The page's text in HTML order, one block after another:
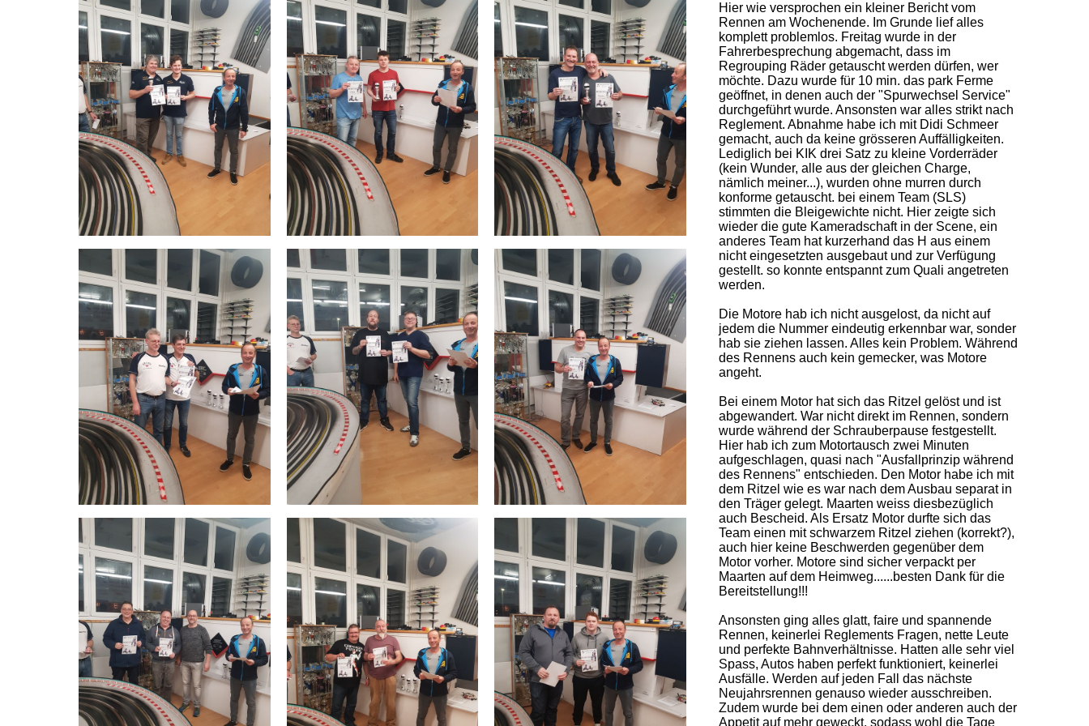
Hier wie versprochen ein kleiner Bericht vom
Rennen am Wochenende. Im Grunde lief alles
komplett problemlos. Freitag wurde in der
Fahrerbesprechung abgemacht, dass im
Regrouping Räder getauscht werden dürfen, wer
möchte. Dazu wurde für 10 min. das park Ferme
geöffnet, in denen auch der "Spurwechsel Service"
durchgeführt wurde. Ansonsten war alles strikt nach
Reglement. Abnahme habe ich mit Didi Schmeer
gemacht, auch da keine grösseren Auffälligkeiten.
Lediglich bei KIK drei Satz zu kleine Vorderräder
(kein Wunder, alle aus der gleichen Charge,
nämlich meiner...), wurden ohne murren durch
konforme getauscht. bei einem Team (SLS)
stimmten die Bleigewichte nicht. Hier zeigte sich
wieder die gute Kameradschaft in der Scene, ein
anderes Team hat kurzerhand das H aus einem
nicht eingesetzten ausgebaut und zur Verfügung
gestellt. so konnte entspannt zum Quali angetreten
werden.
Die Motore hab ich nicht ausgelost, da nicht auf
jedem die Nummer eindeutig erkennbar war, sonder
hab sie ziehen lassen. Alles kein Problem. Während
des Rennens auch kein gemecker, was Motore
angeht.
Bei einem Motor hat sich das Ritzel gelöst und ist
abgewandert. War nicht direkt im Rennen, sondern
wurde während der Schrauberpause festgestellt.
Hier hab ich zum Motortausch zwei Minuten
aufgeschlagen, quasi nach "Ausfallprinzip während
des Rennens" entschieden. Den Motor habe ich mit
dem Ritzel wie es war nach dem Ausbau separat in
den Träger gelegt. Maarten weiss diesbezüglich
auch Bescheid. Als Ersatz Motor durfte sich das
Team einen mit schwarzem Ritzel ziehen (korrekt?),
auch hier keine Beschwerden gegenüber dem
Motor vorher. Motore sind sicher verpackt per
Maarten auf dem Heimweg......besten Dank für die
Bereitstellung!!!
Ansonsten ging alles glatt, faire und spannende
Rennen, keinerlei Reglements Fragen, nette Leute
und perfekte Bahnverhältnisse. Hatten alle sehr viel
Spass, Autos haben perfekt funktioniert, keinerlei
Ausfälle. Werden auf jeden Fall das nächste
Neujahrsrennen genauso wieder ausschreiben.
Zudem wurde bei dem einen oder anderen auch der
Appetit auf mehr geweckt, sodass wohl die Tage